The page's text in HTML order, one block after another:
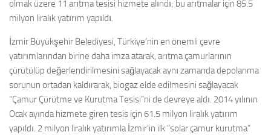
olmak üzere 11 arıtma tesisi hizmete alındı; bu arıtmalar için 85.5
milyon liralık yatırım yapıldı.
İzmir Büyükşehir Belediyesi, Türkiye’nin en önemli çevre
yatırımlarından birine daha imza atarak, arıtma çamurlarının
çürütülüp değerlendirilmesini sağlayacak aynı zamanda depolanma
sorunun ortadan kaldırarak, biogaz elde edilmesini sağlayacak
“Çamur Çürütme ve Kurutma Tesisi”ni de devreye aldı. 2014 yılının
Ocak ayında hizmete giren tesis için 61.5 milyon liralık yatırım
yapıldı. 2 milyon liralık yatırımla İzmir’in ilk “solar çamur kurutma”